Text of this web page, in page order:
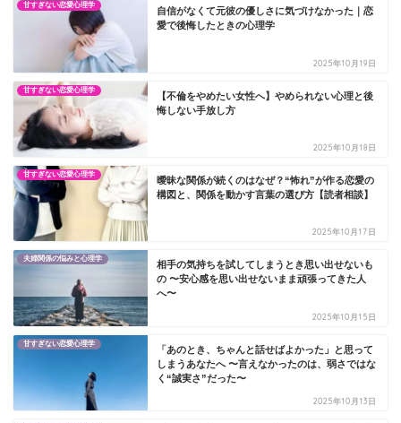
甘すぎない恋愛心理学
自信がなくて元彼の優しさに気づけなかった｜恋
愛で後悔したときの心理学
2025年10月19日
甘すぎない恋愛心理学
【不倫をやめたい女性へ】やめられない心理と後
悔しない手放し方
2025年10月18日
甘すぎない恋愛心理学
曖昧な関係が続くのはなぜ？“怖れ”が作る恋愛の
構図と、関係を動かす言葉の選び方【読者相談】
2025年10月17日
夫婦関係の悩みと心理学
相手の気持ちを試してしまうとき思い出せないも
の 〜安心感を思い出せないまま頑張ってきた人
へ〜
2025年10月15日
甘すぎない恋愛心理学
「あのとき、ちゃんと話せばよかった」と思って
しまうあなたへ 〜言えなかったのは、弱さではな
く“誠実さ”だった〜
2025年10月13日